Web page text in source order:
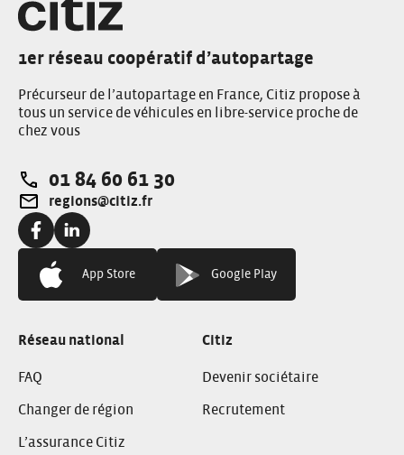
1er réseau coopératif d’autopartage
Précurseur de l’autopartage en France, Citiz propose à
tous un service de véhicules en libre-service proche de
chez vous
Téléphone:
01 84 60 61 30
Adresse e-mail:
regions@citiz.fr
Facebook:Linkedin:
App Store Google Play
Réseau national
FAQ
Changer de région
L’assurance Citiz
Citiz
Devenir sociétaire
Recrutement